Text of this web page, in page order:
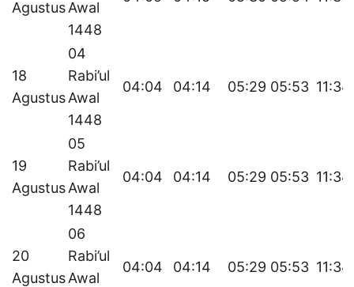
AgustusAwal
1448
18
Agustus
04
Rabi’ul
Awal
1448
04:04 04:14 05:29 05:53 11:34
19
Agustus
05
Rabi’ul
Awal
1448
04:04 04:14 05:29 05:53 11:34
20
Agustus
06
Rabi’ul
Awal
04:04 04:14 05:29 05:53 11:34